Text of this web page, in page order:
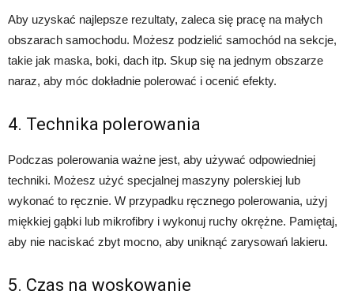
Aby uzyskać najlepsze rezultaty, zaleca się pracę na małych
obszarach samochodu. Możesz podzielić samochód na sekcje,
takie jak maska, boki, dach itp. Skup się na jednym obszarze
naraz, aby móc dokładnie polerować i ocenić efekty.
4. Technika polerowania
Podczas polerowania ważne jest, aby używać odpowiedniej
techniki. Możesz użyć specjalnej maszyny polerskiej lub
wykonać to ręcznie. W przypadku ręcznego polerowania, użyj
miękkiej gąbki lub mikrofibry i wykonuj ruchy okrężne. Pamiętaj,
aby nie naciskać zbyt mocno, aby uniknąć zarysowań lakieru.
5. Czas na woskowanie